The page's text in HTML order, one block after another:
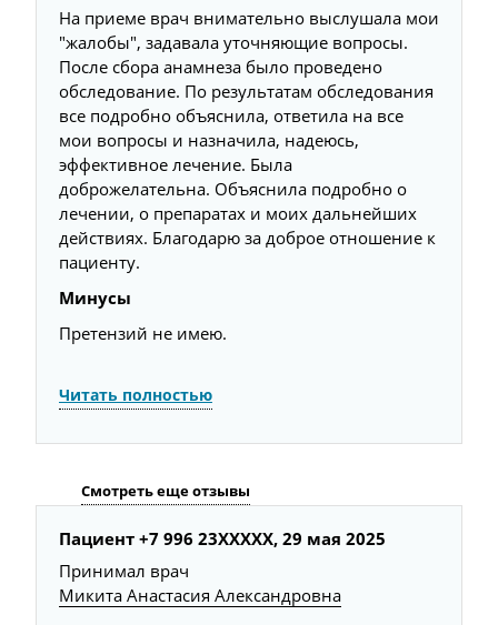
На приеме врач внимательно выслушала мои
"жалобы", задавала уточняющие вопросы.
После сбора анамнеза было проведено
обследование. По результатам обследования
все подробно объяснила, ответила на все
мои вопросы и назначила, надеюсь,
эффективное лечение. Была
доброжелательна. Объяснила подробно о
лечении, о препаратах и моих дальнейших
действиях. Благодарю за доброе отношение к
пациенту.
Минусы
Претензий не имею.
Читать полностью
Смотреть еще отзывы
Пациент +7 996 23XXXXX, 29 мая 2025
Принимал врач
Микита Анастасия Александровна